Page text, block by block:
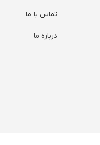
تماس با ما
درباره ما